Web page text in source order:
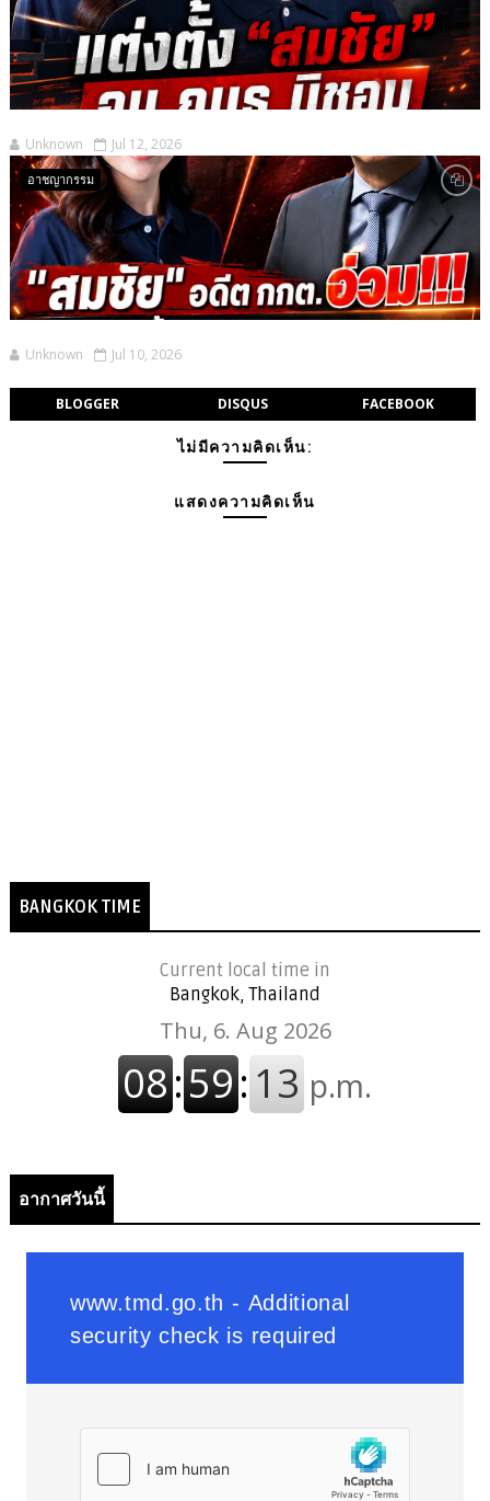
Unknown Jul 12, 2026
อาชญากรรม
Unknown Jul 10, 2026
BLOGGER DISQUS FACEBOOK
ไม่มีความคิดเห็น:
แสดงความคิดเห็น
BANGKOK TIME
Current local time in
Bangkok, Thailand
อากาศวันนี้